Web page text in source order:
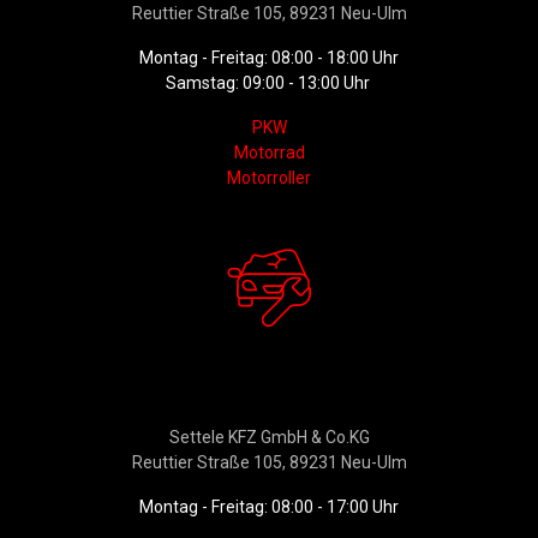
Reuttier Straße 105, 89231 Neu-Ulm
Montag - Freitag: 08:00 - 18:00 Uhr
Samstag: 09:00 - 13:00 Uhr
PKW
Motorrad
Motorroller
Settele KFZ GmbH & Co.KG
Reuttier Straße 105, 89231 Neu-Ulm
Montag - Freitag: 08:00 - 17:00 Uhr